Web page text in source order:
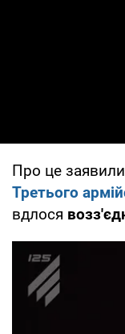
Про це
Третього
вдлося